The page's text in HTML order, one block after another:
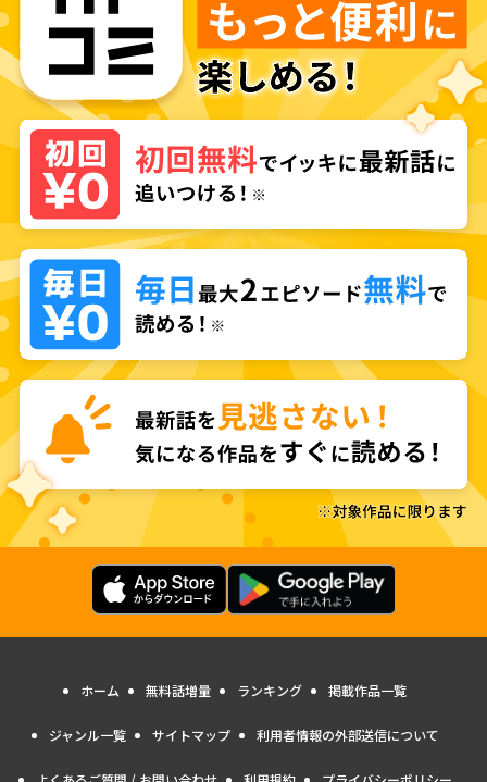
ホーム 無料話増量 ランキング 掲載作品一覧
ジャンル一覧 サイトマップ 利用者情報の外部送信について